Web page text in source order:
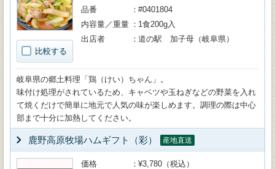
比較する
品番
#0401804
内容量／重量
1食200g入
出店者
道の駅 加子母（岐阜県）
岐阜県の郷土料理「鶏（けい）ちゃん」。
味付け処理がされているため、キャベツや玉ねぎなどの野菜を入れ
て焼くだけで簡単に地元で人気の味が楽しめます。調理の際は中心
部まで十分に加熱してください。
鹿野高原牧場ハムギフト（彩） 産地直送
価格
¥3,780（税込）